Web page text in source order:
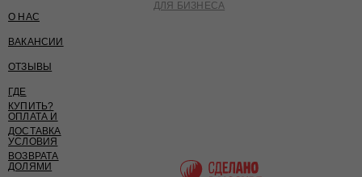
ДЛЯ БИЗНЕСА
О НАС
ОПЛАТА И
ДОСТАВКА
УСЛОВИЯ
ВОЗВРАТА
ОТЗЫВЫ
ГДЕ
КУПИТЬ?
ВАКАНСИИ
ДОЛЯМИ